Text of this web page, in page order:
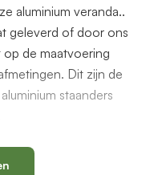
aluminium veranda..
geleverd of door ons
de maatvoering
Dit zijn de
staanders
glazen schuifwanden
en andere accessoires